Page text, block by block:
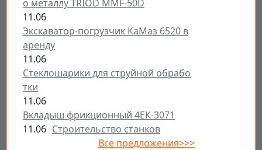
о металлу TRIOD MMF-50D
11.06
Экскаватор-погрузчик КаМаз 6520 в
аренду
11.06
Стеклошарики для струйной обрабо
тки
11.06
Вкладыш фрикционный 4ЕК-3071
11.06 Строительство станков
Все предложения>>>